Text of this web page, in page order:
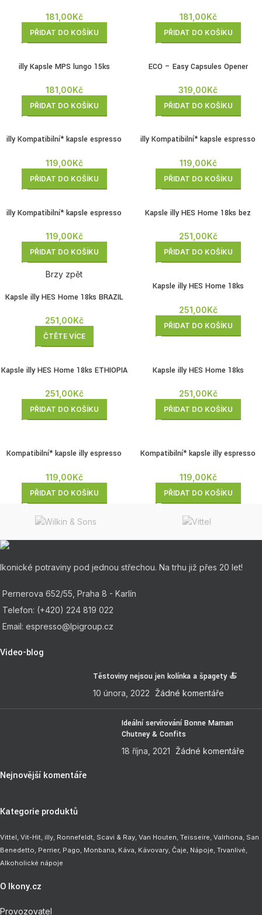
181,00Kč
PŘIDAT DO KOŠÍKU
181,00Kč
PŘIDAT DO KOŠÍKU
illy Kapsle MPS lungo 15ks
181,00Kč
PŘIDAT DO KOŠÍKU
ECO – Easy Capsules Opener
319,00Kč
PŘIDAT DO KOŠÍKU
illy Kompatibilní* kapsle espresso
119,00Kč
PŘIDAT DO KOŠÍKU
illy Kompatibilní* kapsle espresso
119,00Kč
PŘIDAT DO KOŠÍKU
illy Kompatibilní* kapsle espresso
119,00Kč
PŘIDAT DO KOŠÍKU
Kapsle illy HES Home 18ks bez
251,00Kč
PŘIDAT DO KOŠÍKU
Brzy zpět
Kapsle illy HES Home 18ks BRAZIL
251,00Kč
ČTĚTE VÍCE
Kapsle illy HES Home 18ks
251,00Kč
PŘIDAT DO KOŠÍKU
Kapsle illy HES Home 18ks ETHIOPIA
251,00Kč
PŘIDAT DO KOŠÍKU
Kapsle illy HES Home 18ks
251,00Kč
PŘIDAT DO KOŠÍKU
Kompatibilní* kapsle illy espresso
119,00Kč
PŘIDAT DO KOŠÍKU
Kompatibilní* kapsle illy espresso
119,00Kč
PŘIDAT DO KOŠÍKU
Ikonické potraviny pod jednou střechou. Na trhu již přes 20 let!
Pernerova 652/55, Praha 8 - Karlín
Telefon: (+420) 224 819 022
Email: espresso@lpigroup.cz
Video-blog
Těstoviny nejsou jen kolínka a špagety 🍝
10 února, 2022 Žádné komentáře
Ideální servírování Bonne Maman
Chutney & Confits
18 října, 2021 Žádné komentáře
Nejnovější komentáře
Kategorie produktů
Vittel, Vit-Hit, illy, Ronnefeldt, Scavi & Ray, Van Houten, Teisseire, Valrhona, San
Benedetto, Perrier, Pago, Monbana, Káva, Kávovary, Čaje, Nápoje, Trvanlivé,
Alkoholické nápoje
O Ikony.cz
Provozovatel